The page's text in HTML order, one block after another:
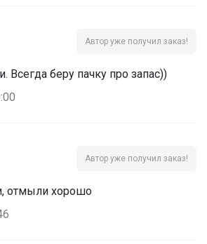
Автор уже получил заказ!
Всегда беру пачку про запас))
Автор уже получил заказ!
отмыли хорошо